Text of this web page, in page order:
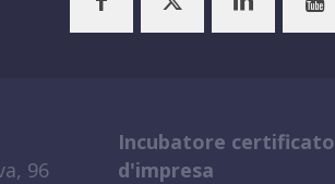
96
Incubatore certificato
d'impresa